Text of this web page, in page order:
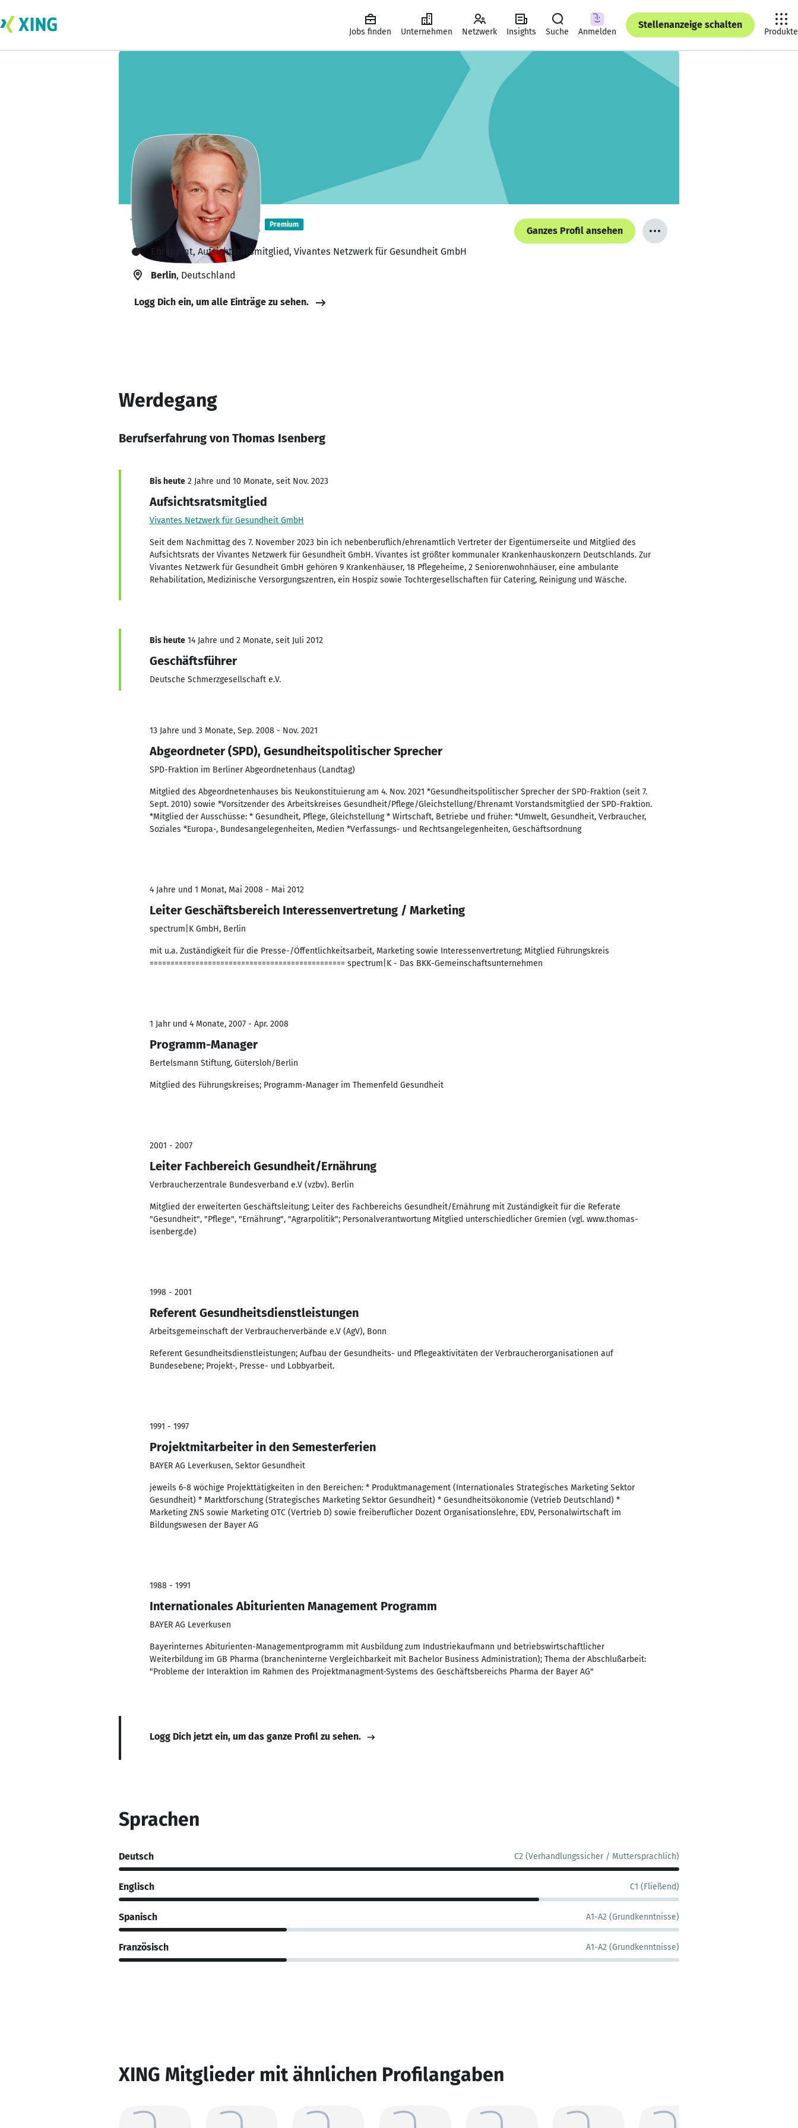
Jobs finden Unternehmen Netzwerk Insights Suche Anmelden
Stellenanzeige schalten
Produkte
Thomas Isenberg Premium
Ganzes Profil ansehen
Ehrenamt, Aufsichtsratsmitglied, Vivantes Netzwerk für Gesundheit GmbH
Berlin, Deutschland
Logg Dich ein, um alle Einträge zu sehen.
Werdegang
Berufserfahrung von Thomas Isenberg
Bis heute 2 Jahre und 10 Monate, seit Nov. 2023
Aufsichtsratsmitglied
Vivantes Netzwerk für Gesundheit GmbH
Seit dem Nachmittag des 7. November 2023 bin ich nebenberuflich/ehrenamtlich Vertreter der Eigentümerseite und Mitglied des
Aufsichtsrats der Vivantes Netzwerk für Gesundheit GmbH. Vivantes ist größter kommunaler Krankenhauskonzern Deutschlands. Zur
Vivantes Netzwerk für Gesundheit GmbH gehören 9 Krankenhäuser, 18 Pflegeheime, 2 Seniorenwohnhäuser, eine ambulante
Rehabilitation, Medizinische Versorgungszentren, ein Hospiz sowie Tochtergesellschaften für Catering, Reinigung und Wäsche.
Bis heute 14 Jahre und 2 Monate, seit Juli 2012
Geschäftsführer
Deutsche Schmerzgesellschaft e.V.
13 Jahre und 3 Monate, Sep. 2008 - Nov. 2021
Abgeordneter (SPD), Gesundheitspolitischer Sprecher
SPD-Fraktion im Berliner Abgeordnetenhaus (Landtag)
Mitglied des Abgeordnetenhauses bis Neukonstituierung am 4. Nov. 2021 *Gesundheitspolitischer Sprecher der SPD-Fraktion (seit 7.
Sept. 2010) sowie *Vorsitzender des Arbeitskreises Gesundheit/Pflege/Gleichstellung/Ehrenamt Vorstandsmitglied der SPD-Fraktion.
*Mitglied der Ausschüsse: * Gesundheit, Pflege, Gleichstellung * Wirtschaft, Betriebe und früher: *Umwelt, Gesundheit, Verbraucher,
Soziales *Europa-, Bundesangelegenheiten, Medien *Verfassungs- und Rechtsangelegenheiten, Geschäftsordnung
4 Jahre und 1 Monat, Mai 2008 - Mai 2012
Leiter Geschäftsbereich Interessenvertretung / Marketing
spectrum|K GmbH, Berlin
mit u.a. Zuständigkeit für die Presse-/Öffentlichkeitsarbeit, Marketing sowie Interessenvertretung; Mitglied Führungskreis
=============================================== spectrum|K - Das BKK-Gemeinschaftsunternehmen
1 Jahr und 4 Monate, 2007 - Apr. 2008
Programm-Manager
Bertelsmann Stiftung, Gütersloh/Berlin
Mitglied des Führungskreises; Programm-Manager im Themenfeld Gesundheit
2001 - 2007
Leiter Fachbereich Gesundheit/Ernährung
Verbraucherzentrale Bundesverband e.V (vzbv). Berlin
Mitglied der erweiterten Geschäftsleitung; Leiter des Fachbereichs Gesundheit/Ernährung mit Zuständigkeit für die Referate
"Gesundheit", "Pflege", "Ernährung", "Agrarpolitik"; Personalverantwortung Mitglied unterschiedlicher Gremien (vgl. www.thomas-
isenberg.de)
1998 - 2001
Referent Gesundheitsdienstleistungen
Arbeitsgemeinschaft der Verbraucherverbände e.V (AgV), Bonn
Referent Gesundheitsdienstleistungen; Aufbau der Gesundheits- und Pflegeaktivitäten der Verbraucherorganisationen auf
Bundesebene; Projekt-, Presse- und Lobbyarbeit.
1991 - 1997
Projektmitarbeiter in den Semesterferien
BAYER AG Leverkusen, Sektor Gesundheit
jeweils 6-8 wöchige Projekttätigkeiten in den Bereichen: * Produktmanagement (Internationales Strategisches Marketing Sektor
Gesundheit) * Marktforschung (Strategisches Marketing Sektor Gesundheit) * Gesundheitsökonomie (Vetrieb Deutschland) *
Marketing ZNS sowie Marketing OTC (Vertrieb D) sowie freiberuflicher Dozent Organisationslehre, EDV, Personalwirtschaft im
Bildungswesen der Bayer AG
1988 - 1991
Internationales Abiturienten Management Programm
BAYER AG Leverkusen
Bayerinternes Abiturienten-Managementprogramm mit Ausbildung zum Industriekaufmann und betriebswirtschaftlicher
Weiterbildung im GB Pharma (brancheninterne Vergleichbarkeit mit Bachelor Business Administration); Thema der Abschlußarbeit:
"Probleme der Interaktion im Rahmen des Projektmanagment-Systems des Geschäftsbereichs Pharma der Bayer AG"
Logg Dich jetzt ein, um das ganze Profil zu sehen.
Sprachen
Deutsch C2 (Verhandlungssicher / Muttersprachlich)
Englisch C1 (Fließend)
Spanisch A1-A2 (Grundkenntnisse)
Französisch A1-A2 (Grundkenntnisse)
XING Mitglieder mit ähnlichen Profilangaben